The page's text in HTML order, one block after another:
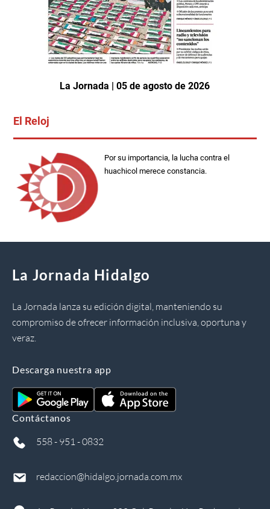
La Jornada | 05 de agosto de 2026
El Reloj
Por su importancia, la lucha contra el
huachicol merece constancia.
La Jornada Hidalgo
La Jornada lanza su edición digital, manteniendo su
compromiso de ofrecer información inclusiva, oportuna y
veraz.
Descarga nuestra app
Contáctanos
558 - 951 - 0832
redaccion@hidalgo.jornada.com.mx